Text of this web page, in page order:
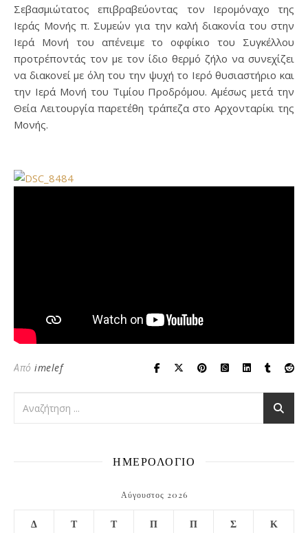
Σεβασμιώτατος επιβραβεύοντας τον Ιερομόναχο της
Ιεράς Μονής π. Συμεών για την καλή διακονία του στην
Ιερά Μονή του απένειμε το οφφίκιο του Συγκέλλου
προτρέποντάς τον με τον ίδιο θερμό ζήλο να συνεχίζει
να διακονεί με όλη του την ψυχή το Ιερό θυσιαστήριο και
την Ιερά Μονή του Τιμίου Προδρόμου. Αμέσως μετά την
Θεία Λειτουργία παρετέθη τράπεζα στο Αρχονταρίκι της
Μονής.
Από imelef
ΗΜΕΡΟΛΟΓΙΟ
Αύγουστος 2026
Δ Τ Τ Π Π Σ Κ